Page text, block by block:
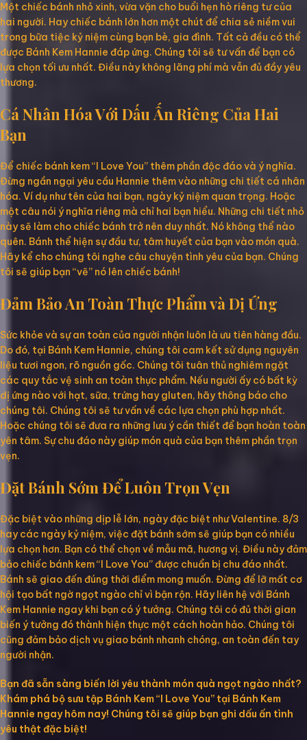
Một chiếc bánh nhỏ xinh, vừa vặn cho buổi hẹn hò riêng tư của
hai người. Hay chiếc bánh lớn hơn một chút để chia sẻ niềm vui
trong bữa tiệc kỷ niệm cùng bạn bè, gia đình. Tất cả đều có thể
được Bánh Kem Hannie đáp ứng. Chúng tôi sẽ tư vấn để bạn có
lựa chọn tối ưu nhất. Điều này không lãng phí mà vẫn đủ đầy yêu
thương.
Cá Nhân Hóa Với Dấu Ấn Riêng Của Hai
Bạn
Để chiếc bánh kem “I Love You” thêm phần độc đáo và ý nghĩa.
Đừng ngần ngại yêu cầu Hannie thêm vào những chi tiết cá nhân
hóa. Ví dụ như tên của hai bạn, ngày kỷ niệm quan trọng. Hoặc
một câu nói ý nghĩa riêng mà chỉ hai bạn hiểu. Những chi tiết nhỏ
này sẽ làm cho chiếc bánh trở nên duy nhất. Nó không thể nào
quên. Bánh thể hiện sự đầu tư, tâm huyết của bạn vào món quà.
Hãy kể cho chúng tôi nghe câu chuyện tình yêu của bạn. Chúng
tôi sẽ giúp bạn “vẽ” nó lên chiếc bánh!
Đảm Bảo An Toàn Thực Phẩm và Dị Ứng
Sức khỏe và sự an toàn của người nhận luôn là ưu tiên hàng đầu.
Do đó, tại Bánh Kem Hannie, chúng tôi cam kết sử dụng nguyên
liệu tươi ngon, rõ nguồn gốc. Chúng tôi tuân thủ nghiêm ngặt
các quy tắc vệ sinh an toàn thực phẩm. Nếu người ấy có bất kỳ
dị ứng nào với hạt, sữa, trứng hay gluten, hãy thông báo cho
chúng tôi. Chúng tôi sẽ tư vấn về các lựa chọn phù hợp nhất.
Hoặc chúng tôi sẽ đưa ra những lưu ý cần thiết để bạn hoàn toàn
yên tâm. Sự chu đáo này giúp món quà của bạn thêm phần trọn
vẹn.
Đặt Bánh Sớm Để Luôn Trọn Vẹn
Đặc biệt vào những dịp lễ lớn, ngày đặc biệt như Valentine. 8/3
hay các ngày kỷ niệm, việc đặt bánh sớm sẽ giúp bạn có nhiều
lựa chọn hơn. Bạn có thể chọn về mẫu mã, hương vị. Điều này đảm
bảo chiếc bánh kem “I Love You” được chuẩn bị chu đáo nhất.
Bánh sẽ giao đến đúng thời điểm mong muốn. Đừng để lỡ mất cơ
hội tạo bất ngờ ngọt ngào chỉ vì bận rộn. Hãy liên hệ với Bánh
Kem Hannie ngay khi bạn có ý tưởng. Chúng tôi có đủ thời gian
biến ý tưởng đó thành hiện thực một cách hoàn hảo. Chúng tôi
cũng đảm bảo dịch vụ giao bánh nhanh chóng, an toàn đến tay
người nhận.
Bạn đã sẵn sàng biến lời yêu thành món quà ngọt ngào nhất?
Khám phá bộ sưu tập Bánh Kem “I Love You” tại Bánh Kem
Hannie ngay hôm nay! Chúng tôi sẽ giúp bạn ghi dấu ấn tình
yêu thật đặc biệt!